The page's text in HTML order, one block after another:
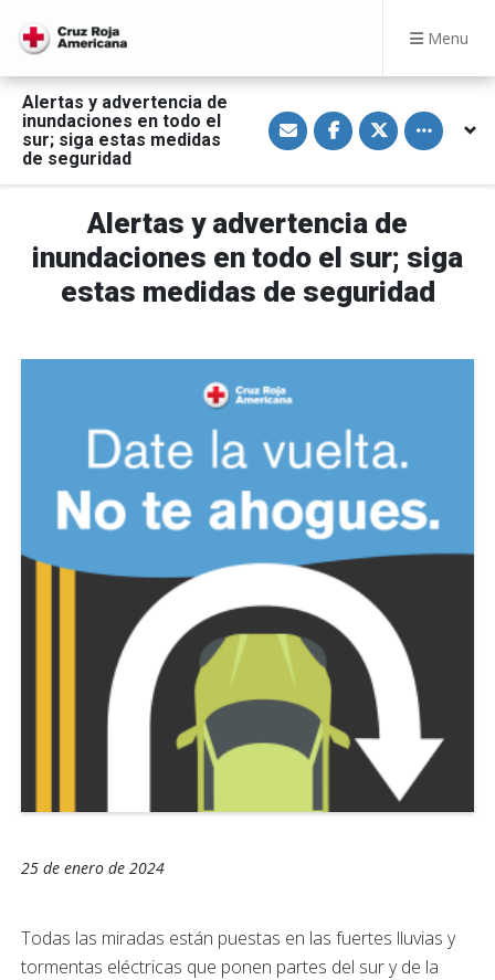
Menu
Alertas y advertencia de
inundaciones en todo el
sur; siga estas medidas
de seguridad
S
h
a
a
E
m
a
i
l
S
h
a
F
a
c
e
b
o
S
h
a
n
T
w
i
t
t
e
Toggle
Alertas y advertencia de
inundaciones en todo el sur; siga
estas medidas de seguridad
25 de enero de 2024
Todas las miradas están puestas en las fuertes lluvias y
tormentas eléctricas que ponen partes del sur y de la